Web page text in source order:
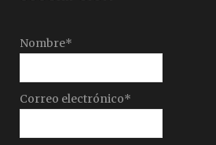
Nombre*
Correo electrónico*